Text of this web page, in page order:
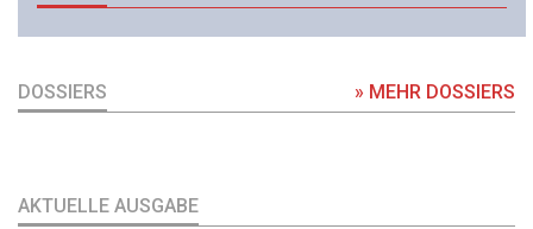
DOSSIERS » MEHR DOSSIERS
AKTUELLE AUSGABE